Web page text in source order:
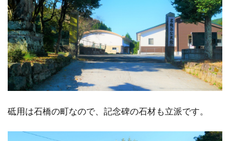
砥用は石橋の町なので、記念碑の石材も立派です。